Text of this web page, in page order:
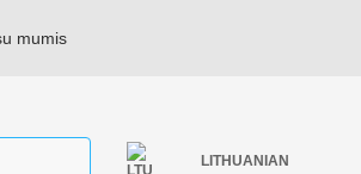
mumis
LITHUANIAN